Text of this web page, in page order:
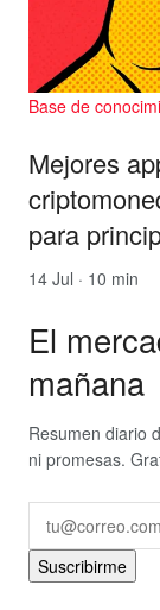
Base de
Mejores
para
14 Jul · 10 min
El
mañana
Resumen diario
ni promesas.
Suscribirme